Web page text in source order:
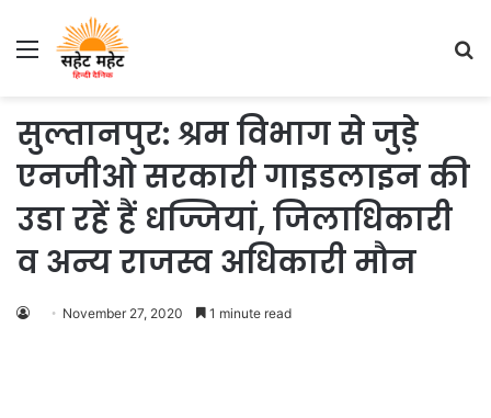
Menu
सुल्तानपुर: श्रम विभाग से जुड़े
एनजीओ सरकारी गाइडलाइन की
उडा रहें हैं धज्जियां, जिलाधिकारी
व अन्य राजस्व अधिकारी मौन
November 27, 2020 1 minute read